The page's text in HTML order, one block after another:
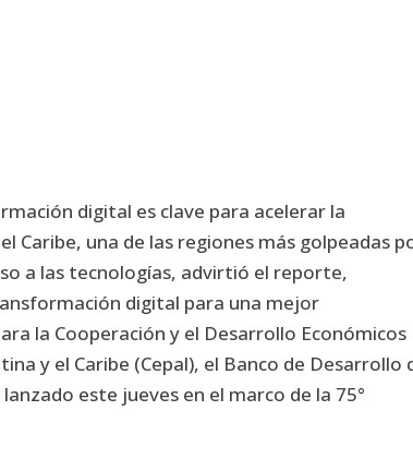
digital es clave para acelerar la
Caribe, una de las regiones más golpeadas
a las tecnologías, advirtió el reporte,
digital para una mejor
la Cooperación y el Desarrollo Económicos
y el Caribe (Cepal), el Banco de Desarrollo
este jueves en el marco de la 75°